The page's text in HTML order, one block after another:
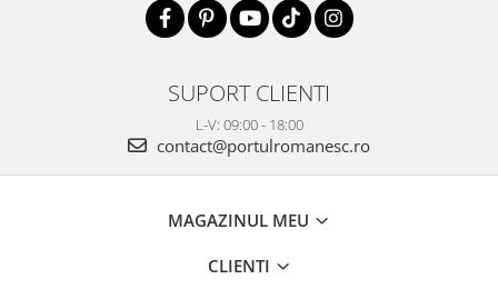
SUPORT CLIENTI
L-V: 09:00 - 18:00
contact@portulromanesc.ro
MAGAZINUL MEU
CLIENTI